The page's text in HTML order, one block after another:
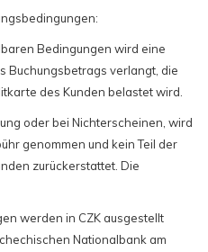
Bedingungen wird eine
Buchungsbetrags verlangt, die
des Kunden belastet wird.
oder bei Nichterscheinen, wird
genommen und kein Teil der
zurückerstattet. Die
werden in CZK ausgestellt
Nationalbank am